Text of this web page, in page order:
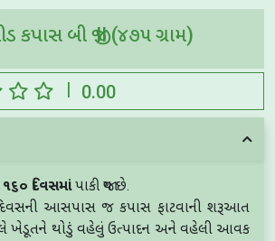
કપાસ બી જી II (૪૭૫ ગ્રામ)
| 0.00
૧૬૦ દિવસમાં પાકી જાય છે.
આસપાસ જ કપાસ ફાટવાની શરૂઆત
ખેડૂતને થોડું વહેલું ઉત્પાદન અને વહેલી આવક